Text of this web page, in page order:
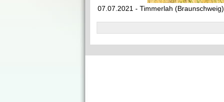
07.07.2021 - Timmerlah (Braunschweig)